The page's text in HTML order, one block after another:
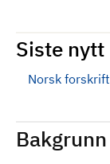
Siste nytt
Norsk forskrift
Bakgrunn